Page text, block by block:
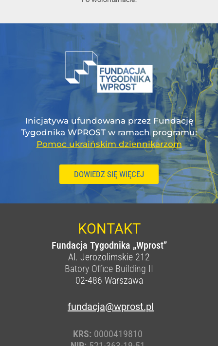
Inicjatywa ufundowana przez Fundację
Tygodnika WPROST w ramach programu:
Pomoc ukraińskim dziennikarzom
DOWIEDZ SIĘ WIĘCEJ
KONTAKT
Fundacja Tygodnika „Wprost”
Al. Jerozolimskie 212
Batory Office Building II
02-486 Warszawa
fundacja@wprost.pl
KRS: 0000419810